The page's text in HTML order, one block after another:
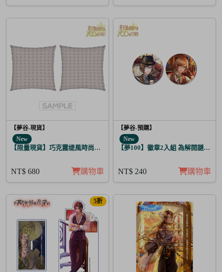
【夢谷-現貨】
New
【限量現貨】巧克露缇風時尚圖紋抱枕
NT$ 680 購物車
【夢谷-預購】
New
【夢100】徽章2入組 為解開謎題的
NT$ 240 購物車
5折